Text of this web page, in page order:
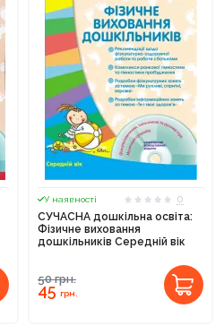
У наявності
0
СУЧАСНА дошкільна освіта:
Фізичне виховання
дошкільників Середній вік
50грн.
45грн.